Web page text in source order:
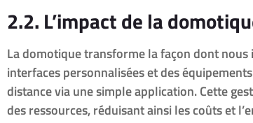
2.2. L’impact de la
La domotique transforme la façon dont nous
interfaces personnalisées et des
distance via une simple application. Cette
des ressources, réduisant ainsi les coûts et